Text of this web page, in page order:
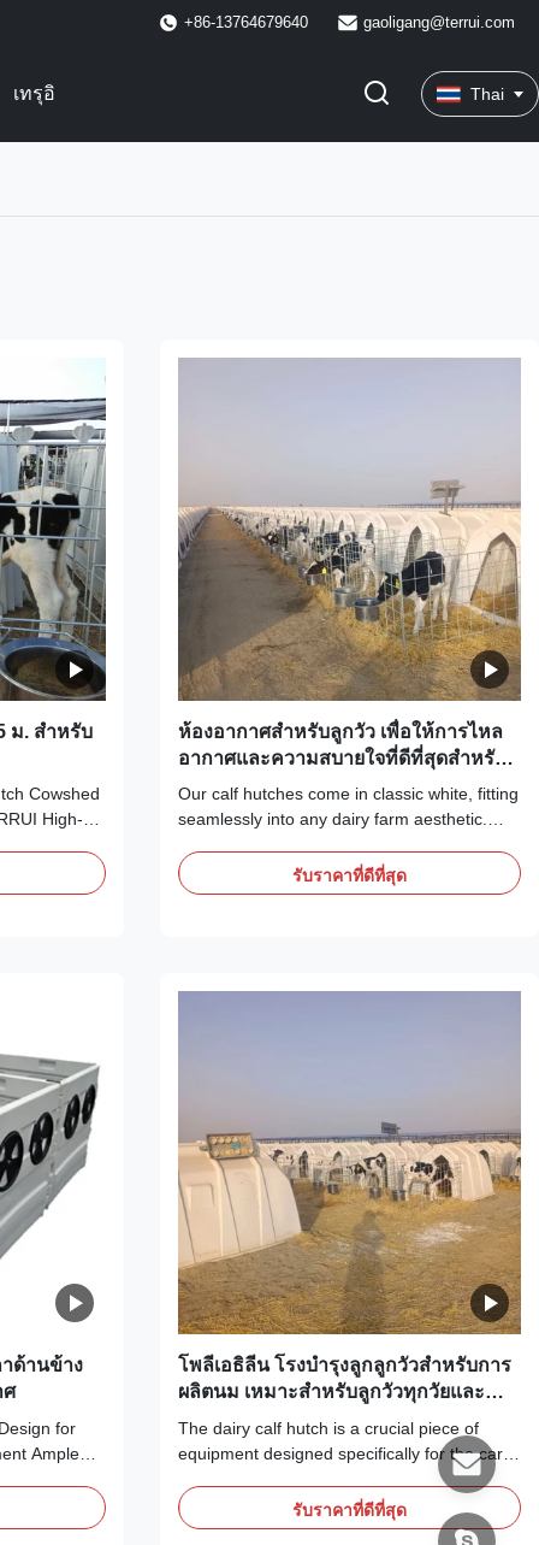
+86-13764679640 gaoligang@terrui.com
เทรุอิ Thai
ม. สำหรับ
Cowshed
High-
Calf
ห้องอากาศสําหรับลูกวัว เพื่อให้การไหล
อากาศและความสบายใจที่ดีที่สุดสําหรับ
ลูกวัวหนุ่ม
Our calf hutches come in classic white, fitting
seamlessly into any dairy farm aesthetic.
ample space for the calf to move around
while still maintaining a cozy and secure
รับราคาที่ดีที่สุด
ด้านข้าง
ศ
for
Ample
comfortably,
โพลีเอธิลีน โรงบํารุงลูกลูกวัวสําหรับการ
ผลิตนม เหมาะสําหรับลูกวัวทุกวัยและ
ขนาด 220*145*145cm
The dairy calf hutch is a crucial piece of
equipment designed specifically for the care
and well-being of calves. With its dimensions
of 220*145*145cm and a rectangular shape,
it provides a spacious and comfortable living
รับราคาที่ดีที่สุด